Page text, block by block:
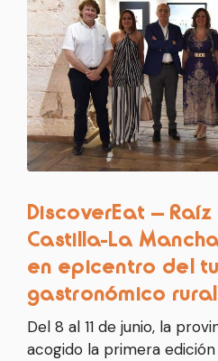
DiscoverEat –
Castilla-La
en epicentro del
gastronómico rural
Del 8 al 11 de junio, la
acogido la primera